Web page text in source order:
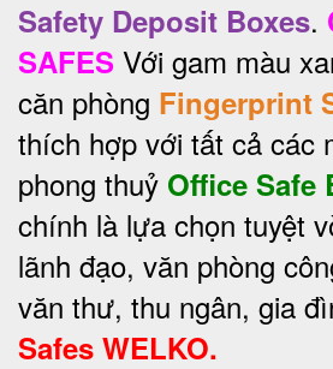
Safety Deposit Boxes.
SAFES Với gam màu
căn phòng Fingerprint
thích hợp với tất cả các
phong thuỷ Office Safe
chính là lựa chọn tuyệt
lãnh đạo, văn phòng
văn thư, thu ngân, gia
Safes WELKO.